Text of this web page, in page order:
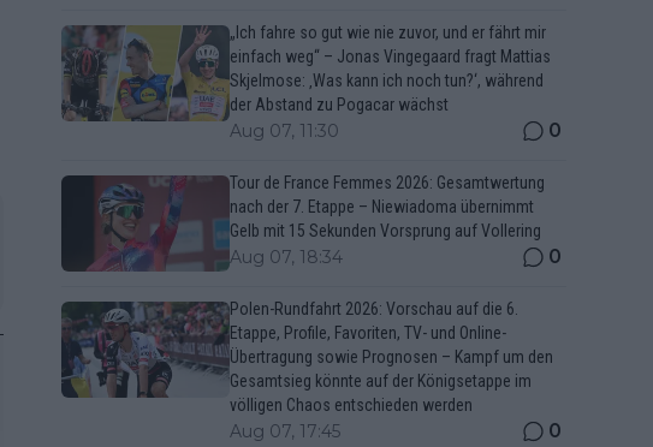
„Ich fahre so gut wie nie zuvor, und er fährt mir
einfach weg“ – Jonas Vingegaard fragt Mattias
Skjelmose: ‚Was kann ich noch tun?‘, während
der Abstand zu Pogacar wächst
Aug 07, 11:30 0
Tour de France Femmes 2026: Gesamtwertung
nach der 7. Etappe – Niewiadoma übernimmt
Gelb mit 15 Sekunden Vorsprung auf Vollering
Aug 07, 18:34 0
Polen-Rundfahrt 2026: Vorschau auf die 6.
Etappe, Profile, Favoriten, TV- und Online-
Übertragung sowie Prognosen – Kampf um den
Gesamtsieg könnte auf der Königsetappe im
völligen Chaos entschieden werden
Aug 07, 17:45 0